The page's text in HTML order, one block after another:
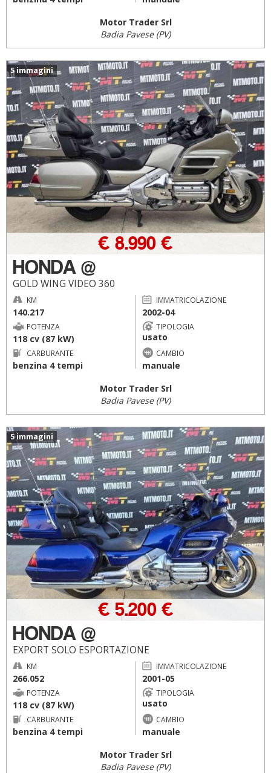
Motor Trader Srl
Badia Pavese (PV)
5 immagini
HONDA @
GOLD WING VIDEO 360
€ 8.990 €
KM
140.217
IMMATRICOLAZIONE
2002-04
POTENZA
118 cv (87 kW)
TIPOLOGIA
usato
CARBURANTE
benzina 4 tempi
CAMBIO
manuale
Motor Trader Srl
Badia Pavese (PV)
5 immagini
HONDA @
EXPORT SOLO ESPORTAZIONE
€ 5.200 €
KM
266.052
IMMATRICOLAZIONE
2001-05
POTENZA
118 cv (87 kW)
TIPOLOGIA
usato
CARBURANTE
benzina 4 tempi
CAMBIO
manuale
Motor Trader Srl
Badia Pavese (PV)